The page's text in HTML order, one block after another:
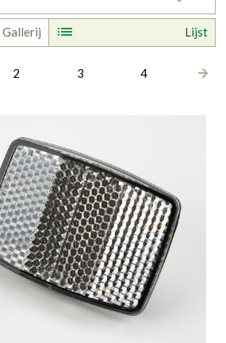
Toggle
Gallerij
Lijst
2 3 4